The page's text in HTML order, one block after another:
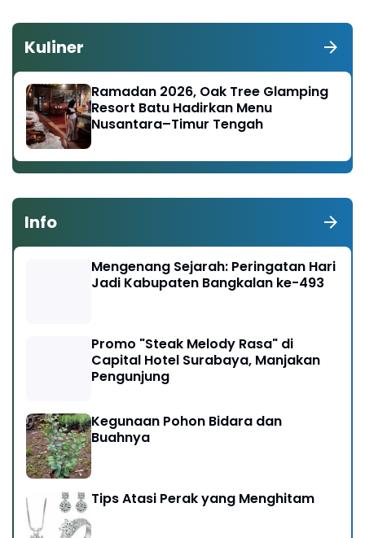
Kuliner
Ramadan 2026, Oak Tree Glamping
Resort Batu Hadirkan Menu
Nusantara–Timur Tengah
Info
Mengenang Sejarah: Peringatan Hari
Jadi Kabupaten Bangkalan ke-493
Promo "Steak Melody Rasa" di
Capital Hotel Surabaya, Manjakan
Pengunjung
Kegunaan Pohon Bidara dan
Buahnya
Tips Atasi Perak yang Menghitam